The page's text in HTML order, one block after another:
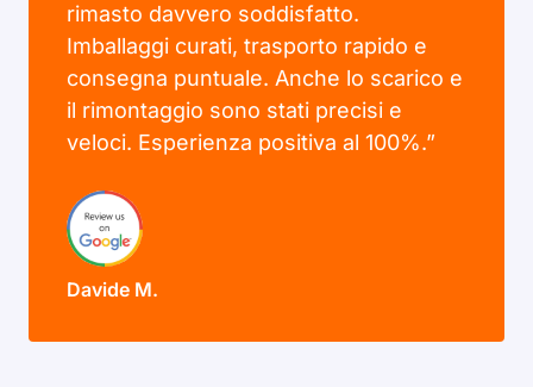
rimasto davvero soddisfatto.
Imballaggi curati, trasporto rapido e
consegna puntuale. Anche lo scarico e
il rimontaggio sono stati precisi e
veloci. Esperienza positiva al 100%.”
Davide M.